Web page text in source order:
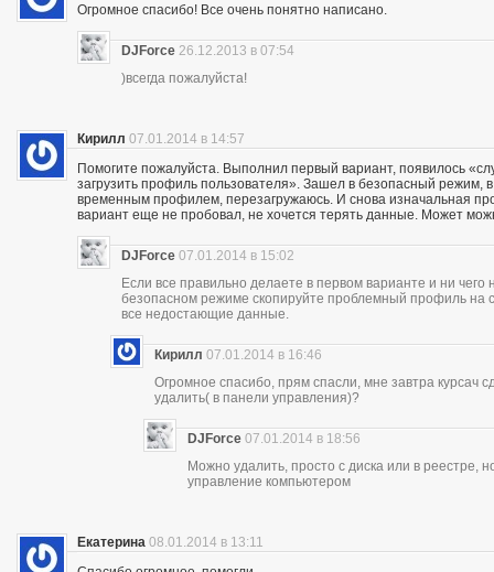
Огромное спасибо! Все очень понятно написано.
DJForce 26.12.2013 в 07:54
)всегда пожалуйста!
Кирилл 07.01.2014 в 14:57
Помогите пожалуйста. Выполнил первый вариант, появилось
загрузить профиль пользователя». Зашел в безопасный режим,
временным профилем, перезагружаюсь. И снова изначальная
вариант еще не пробовал, не хочется терять данные. Может
DJForce 07.01.2014 в 15:02
Если все правильно делаете в первом варианте и ни
безопасном режиме скопируйте проблемный профиль на
все недостающие данные.
Кирилл 07.01.2014 в 16:46
Огромное спасибо, прям спасли, мне завтра курсач
удалить( в панели управления)?
DJForce 07.01.2014 в 18:56
Можно удалить, просто с диска или в реестре,
управление компьютером
Екатерина 08.01.2014 в 13:11